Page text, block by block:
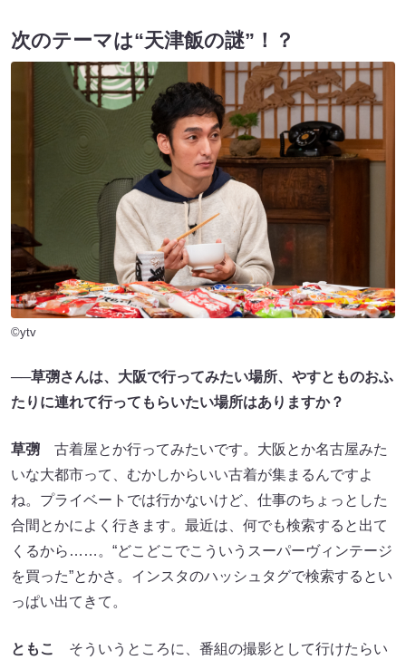
次のテーマは“天津飯の謎”！？
©ytv
──草彅さんは、大阪で行ってみたい場所、やすとものおふ
たりに連れて行ってもらいたい場所はありますか？
草彅 古着屋とか行ってみたいです。大阪とか名古屋みた
いな大都市って、むかしからいい古着が集まるんですよ
ね。プライベートでは行かないけど、仕事のちょっとした
合間とかによく行きます。最近は、何でも検索すると出て
くるから……。“どこどこでこういうスーパーヴィンテージ
を買った”とかさ。インスタのハッシュタグで検索するとい
っぱい出てきて。
ともこ そういうところに、番組の撮影として行けたらい